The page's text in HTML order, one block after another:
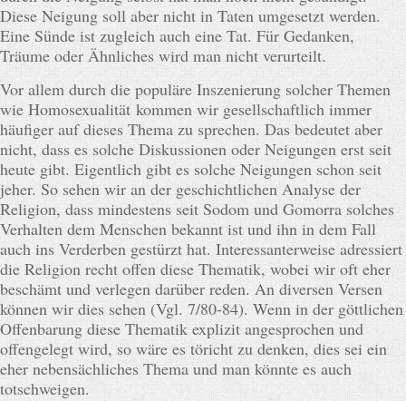
Diese Neigung soll aber nicht in Taten umgesetzt werden.
Eine Sünde ist zugleich auch eine Tat. Für Gedanken,
Träume oder Ähnliches wird man nicht verurteilt.
Vor allem durch die populäre Inszenierung solcher Themen
wie Homosexualität kommen wir gesellschaftlich immer
häufiger auf dieses Thema zu sprechen. Das bedeutet aber
nicht, dass es solche Diskussionen oder Neigungen erst seit
heute gibt. Eigentlich gibt es solche Neigungen schon seit
jeher. So sehen wir an der geschichtlichen Analyse der
Religion, dass mindestens seit Sodom und Gomorra solches
Verhalten dem Menschen bekannt ist und ihn in dem Fall
auch ins Verderben gestürzt hat. Interessanterweise adressiert
die Religion recht offen diese Thematik, wobei wir oft eher
beschämt und verlegen darüber reden. An diversen Versen
können wir dies sehen (Vgl. 7/80-84). Wenn in der göttlichen
Offenbarung diese Thematik explizit angesprochen und
offengelegt wird, so wäre es töricht zu denken, dies sei ein
eher nebensächliches Thema und man könnte es auch
totschweigen.